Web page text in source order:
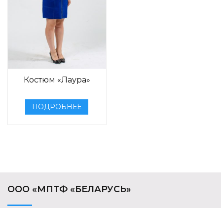
Костюм «Лаура»
ПОДРОБНЕЕ
ООО «МПТФ «БЕЛАРУСЬ»